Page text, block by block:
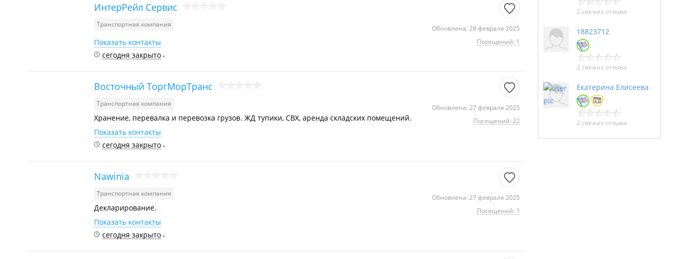
ИнтерРейл Сервис
Транспортная компания
Обновлена: 28 февраля 2025
Посещений: 1
Показать контакты
сегодня закрыто
Восточный ТоргМорТранс
Транспортная компания
Обновлена: 27 февраля 2025
Посещений: 22
Хранение, перевалка и перевозка грузов. ЖД тупики, СВХ, аренда складских помещений.
Показать контакты
сегодня закрыто
Nawinia
Транспортная компания
Обновлена: 27 февраля 2025
Посещений: 1
Декларирование.
Показать контакты
сегодня закрыто
2 свежих отзыва
18823712
2 свежих отзыва
Екатерина Елисеева
2 свежих отзыва